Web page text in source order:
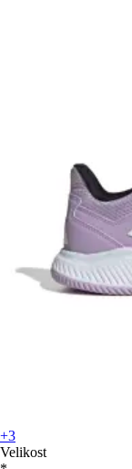
+3
Velikost